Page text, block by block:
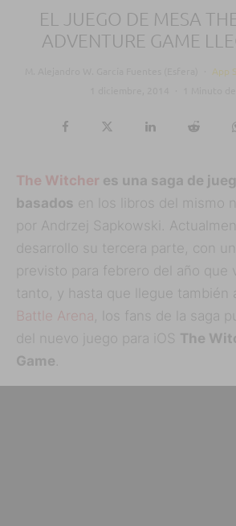
EL JUEGO DE MESA
ADVENTURE GAME
App
The Witcher es una saga de
basados en los libros del mismo
por Andrzej Sapkowski.
desarrollo su tercera parte, con
previsto para febrero del año que
tanto, y hasta que llegue también
Battle Arena, los fans de la saga
del nuevo juego para iOS The
Game.